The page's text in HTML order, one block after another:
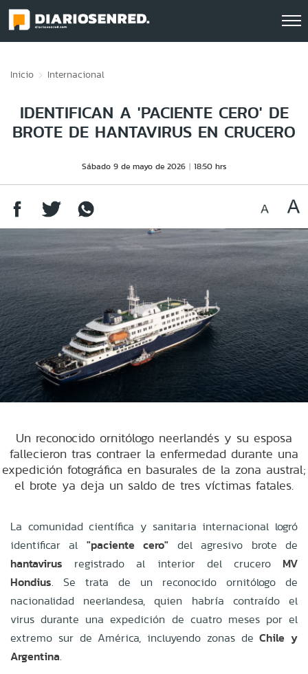
Inicio Internacional
IDENTIFICAN A 'PACIENTE CERO' DE
BROTE DE HANTAVIRUS EN CRUCERO
Sábado 9 de mayo de 2026 18:50 hrs
Un reconocido ornitólogo neerlandés y su esposa
fallecieron tras contraer la enfermedad durante una
expedición fotográfica en basurales de la zona austral;
el brote ya deja un saldo de tres víctimas fatales.
La comunidad científica y sanitaria internacional logró
identificar al "paciente cero" del agresivo brote de
hantavirus registrado al interior del crucero MV
Hondius. Se trata de un reconocido ornitólogo de
nacionalidad neerlandesa, quien habría contraído el
virus durante una expedición de cuatro meses por el
extremo sur de América, incluyendo zonas deChile y
Argentina.